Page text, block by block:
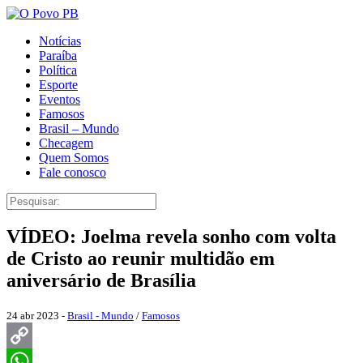
Notícias
Paraíba
Política
Esporte
Eventos
Famosos
Brasil – Mundo
Checagem
Quem Somos
Fale conosco
VÍDEO: Joelma revela sonho com volta
de Cristo ao reunir multidão em
aniversário de Brasília
24 abr 2023 - Brasil - Mundo / Famosos